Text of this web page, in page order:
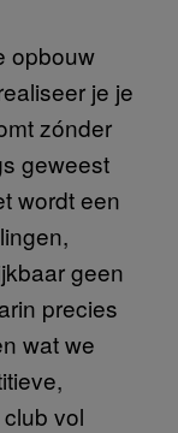
opbouw
je je
zónder
geweest
wordt een
geen
precies
wat we
vol